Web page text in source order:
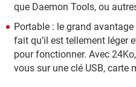
que Daemon Tools, ou
Portable : le grand
fait qu’il est tellement léger
pour fonctionner. Avec
vous sur une clé USB, carte